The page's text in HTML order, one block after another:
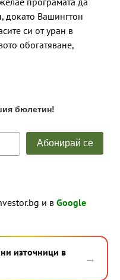
докато Вашингтон
си от уран в
обогатяване,
и в Google
източници в
→